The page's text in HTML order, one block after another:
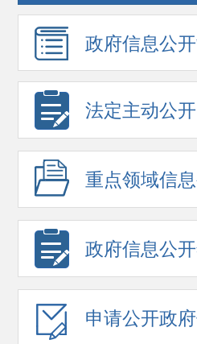
政府信息公
法定主动公
重点领域信
政府信息公
申请公开政